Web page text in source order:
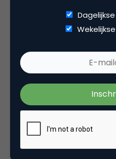
Eccky als marketing tool.
18 maart 2006 om
Yme Bosma